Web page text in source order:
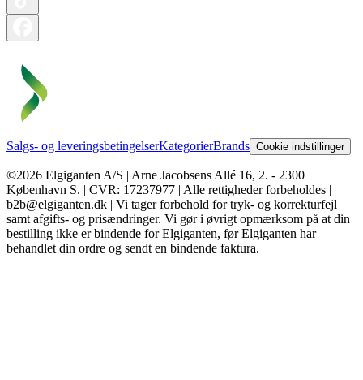
Salgs- og leveringsbetingelserKategorierBrands Cookie indstillinger
©2026 Elgiganten A/S | Arne Jacobsens Allé 16, 2. - 2300
København S. | CVR: 17237977 | Alle rettigheder forbeholdes |
b2b@elgiganten.dk | Vi tager forbehold for tryk- og korrekturfejl
samt afgifts- og prisændringer. Vi gør i øvrigt opmærksom på at din
bestilling ikke er bindende for Elgiganten, før Elgiganten har
behandlet din ordre og sendt en bindende faktura.